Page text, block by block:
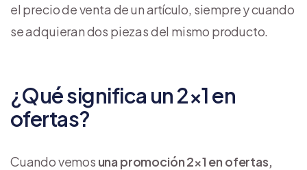
el precio de venta de un artículo, siempre y cuando
se adquieran dos piezas del mismo producto.
¿Qué significa un 2×1 en
ofertas?
Cuando vemos una promoción 2×1 en ofertas,